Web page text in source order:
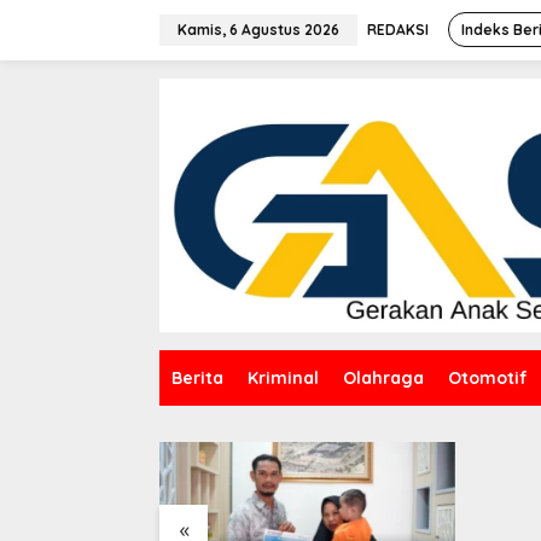
Kamis, 6 Agustus 2026 REDAKSI Indeks
Berita Kriminal Olahraga Otomotif
«
Bantu
Darah